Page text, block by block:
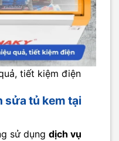
tiết kiệm điện
sửa tủ kem tại
sử dụng dịch vụ